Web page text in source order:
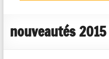
reviews
nouveautés 2015